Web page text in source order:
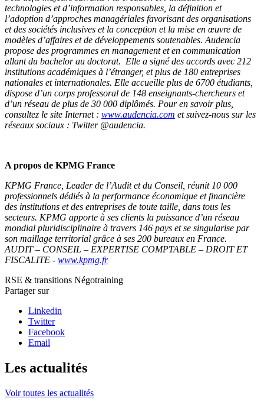
technologies et d’information responsables, la définition et
l’adoption d’approches managériales favorisant des organisations
et des sociétés inclusives et la conception et la mise en œuvre de
modèles d’affaires et de développements soutenables. Audencia
propose des programmes en management et en communication
allant du bachelor au doctorat. Elle a signé des accords avec 212
institutions académiques à l’étranger, et plus de 180 entreprises
nationales et internationales. Elle accueille plus de 6700 étudiants,
dispose d’un corps professoral de 148 enseignants-chercheurs et
d’un réseau de plus de 30 000 diplômés. Pour en savoir plus,
consultez le site Internet : www.audencia.com et suivez-nous sur les
réseaux sociaux : Twitter @audencia.
A propos de KPMG France
KPMG France, Leader de l’Audit et du Conseil, réunit 10 000
professionnels dédiés à la performance économique et financière
des institutions et des entreprises de toute taille, dans tous les
secteurs. KPMG apporte à ses clients la puissance d’un réseau
mondial pluridisciplinaire à travers 146 pays et se singularise par
son maillage territorial grâce à ses 200 bureaux en France.
AUDIT – CONSEIL – EXPERTISE COMPTABLE – DROIT ET
FISCALITE - www.kpmg.fr
RSE & transitions Négotraining
Partager sur
Linkedin
Twitter
Facebook
Email
Les actualités
Voir toutes les actualités